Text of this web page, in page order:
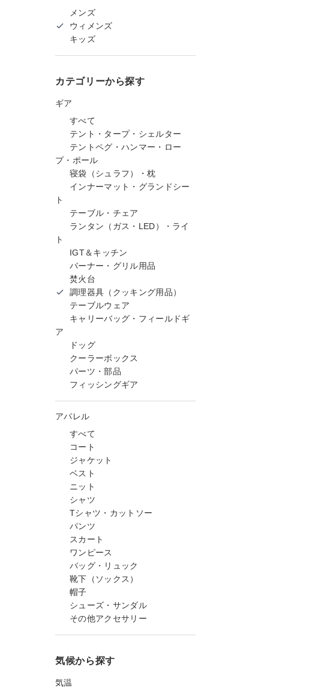
メンズ
ウィメンズ
キッズ
カテゴリーから探す
ギア
すべて
テント・タープ・シェルター
テントペグ・ハンマー・ロー
プ・ポール
寝袋（シュラフ）・枕
インナーマット・グランドシー
ト
テーブル・チェア
ランタン（ガス・LED）・ライ
ト
IGT＆キッチン
バーナー・グリル用品
焚火台
調理器具（クッキング用品）
テーブルウェア
キャリーバッグ・フィールドギ
ア
ドッグ
クーラーボックス
パーツ・部品
フィッシングギア
アパレル
すべて
コート
ジャケット
ベスト
ニット
シャツ
Tシャツ・カットソー
パンツ
スカート
ワンピース
バッグ・リュック
靴下（ソックス）
帽子
シューズ・サンダル
その他アクセサリー
気候から探す
気温